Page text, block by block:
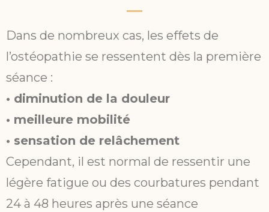
Dans de nombreux cas, les effets de
l’ostéopathie se ressentent dès la première
séance :
• diminution de la douleur
• meilleure mobilité
• sensation de relâchement
Cependant, il est normal de ressentir une
légère fatigue ou des courbatures pendant
24 à 48 heures après une séance